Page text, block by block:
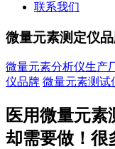
联系我们
微量元素测定仪
微量元素分析仪生产
仪品牌 微量元素测试
医用微量元
却需要做！很